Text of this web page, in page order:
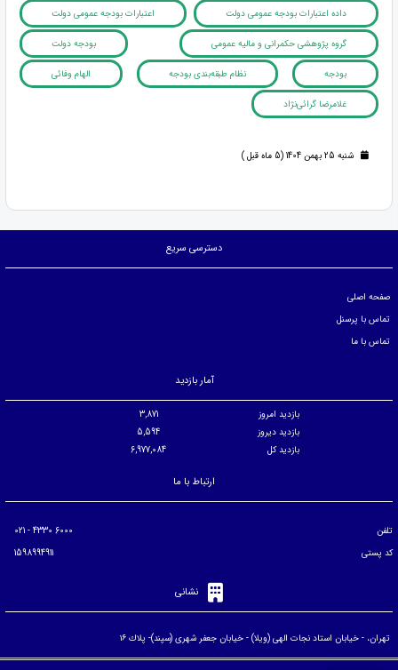
داده اعتبارات بودجه عمومی دولت اعتبارات بودجه عمومی دولت
گروه پژوهشی حکمرانی و مالیه عمومی بودجه دولت
بودجه نظام طبقه‌بندی بودجه الهام وفائی
غلامرضا گرائی‌نژاد
شنبه 25 بهمن 1404 (5 ماه قبل )
دسترسی سریع
صفحه اصلی
تماس با پرسنل
تماس با ما
آمار بازدید
بازدید امروز
3,871
بازدید دیروز
5,594
بازدید کل
6,977,084
ارتباط با ما
تلفن
کد پستی
نشانی
تهران، - خيابان استاد نجات الهی (ويلا) - خيابان جعفر شهری (سپند)- پلاك ۱۶